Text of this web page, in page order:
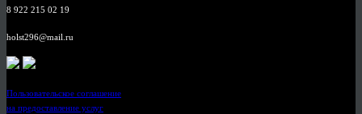
8 922 215 02 19
holst296@mail.ru
Пользовательское соглашение
на предоставление услуг